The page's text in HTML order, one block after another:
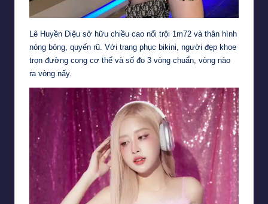
Lê Huyền Diệu sở hữu chiều cao nổi trội 1m72 và thân hình
nóng bỏng, quyến rũ. Với trang phục bikini, người đẹp khoe
trọn đường cong cơ thể và số đo 3 vòng chuẩn, vòng nào
ra vòng nấy.